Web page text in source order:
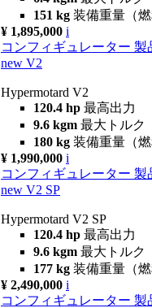
151 kg 装備重量（燃
¥ 1,895,000 i
コンフィギュレーター 製
new V2
Hypermotard V2
120.4 hp 最高出力
9.6 kgm 最大トルク
180 kg 装備重量（燃
¥ 1,990,000 i
コンフィギュレーター 製
new V2 SP
Hypermotard V2 SP
120.4 hp 最高出力
9.6 kgm 最大トルク
177 kg 装備重量（燃
¥ 2,490,000 i
コンフィギュレーター 製